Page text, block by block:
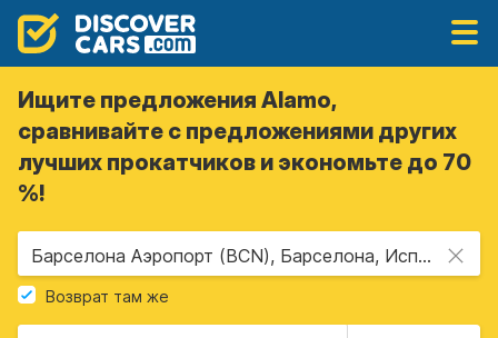
Ищите предложения Alamo,
сравнивайте с предложениями других
лучших прокатчиков и экономьте до 70
%!
Барселона Аэропорт (BCN), Барселона, Испания
Возврат там же